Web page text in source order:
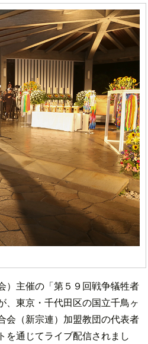
）主催の「第５９回戦争犠牲者
、東京・千代田区の国立千鳥ヶ
会（新宗連）加盟教団の代表者
を通じてライブ配信されまし